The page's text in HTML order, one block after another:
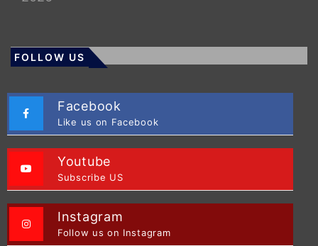
FOLLOW US
Facebook
Like us on Facebook
Youtube
Subscribe US
Instagram
Follow us on Instagram